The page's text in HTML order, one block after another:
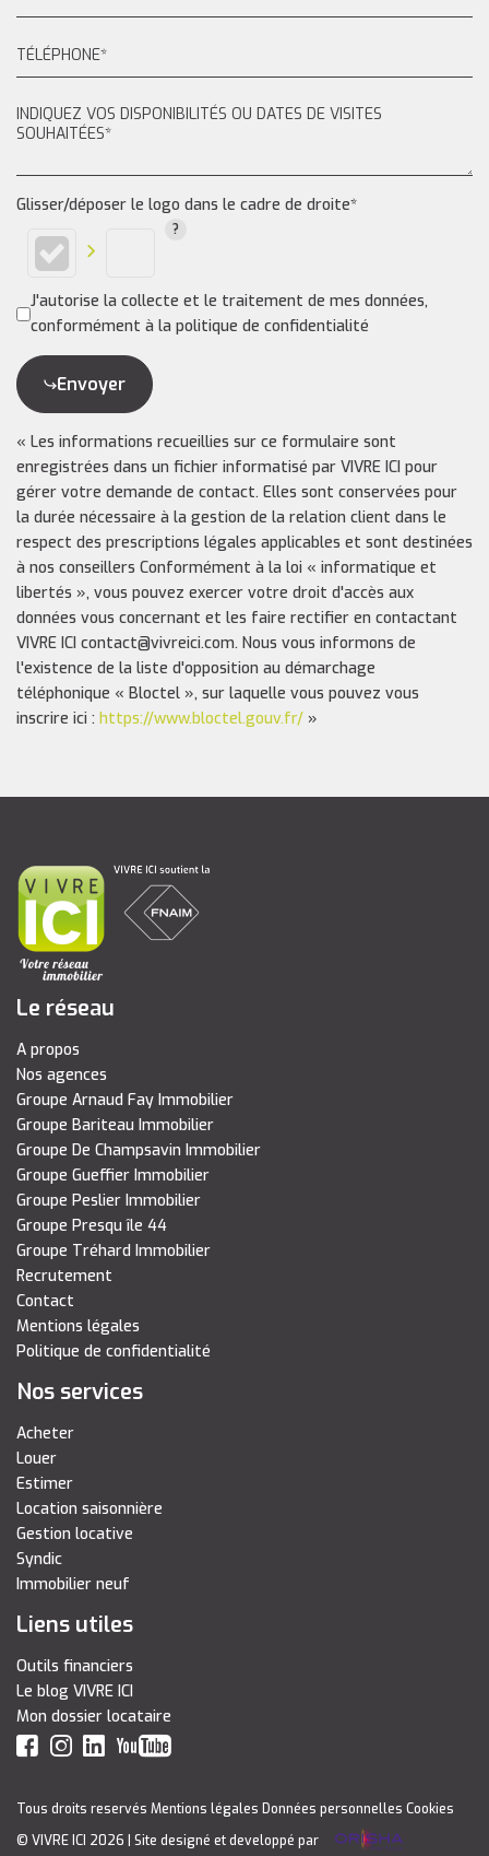
Glisser/déposer le logo dans le cadre de droite*
J'autorise la collecte et le traitement de mes données,
conformément à la politique de confidentialité
Envoyer
« Les informations recueillies sur ce formulaire sont
enregistrées dans un fichier informatisé par VIVRE ICI pour
gérer votre demande de contact. Elles sont conservées pour
la durée nécessaire à la gestion de la relation client dans le
respect des prescriptions légales applicables et sont destinées
à nos conseillers Conformément à la loi « informatique et
libertés », vous pouvez exercer votre droit d'accès aux
données vous concernant et les faire rectifier en contactant
VIVRE ICI contact@vivreici.com. Nous vous informons de
l'existence de la liste d'opposition au démarchage
téléphonique « Bloctel », sur laquelle vous pouvez vous
inscrire ici : https://www.bloctel.gouv.fr/ »
Le réseau
A propos
Nos agences
Groupe Arnaud Fay Immobilier
Groupe Bariteau Immobilier
Groupe De Champsavin Immobilier
Groupe Gueffier Immobilier
Groupe Peslier Immobilier
Groupe Presqu île 44
Groupe Tréhard Immobilier
Recrutement
Contact
Mentions légales
Politique de confidentialité
Nos services
Acheter
Louer
Estimer
Location saisonnière
Gestion locative
Syndic
Immobilier neuf
Liens utiles
Outils financiers
Le blog VIVRE ICI
Mon dossier locataire
Tous droits reservés Mentions légales Données personnelles Cookies
© VIVRE ICI 2026
| Site designé et developpé par